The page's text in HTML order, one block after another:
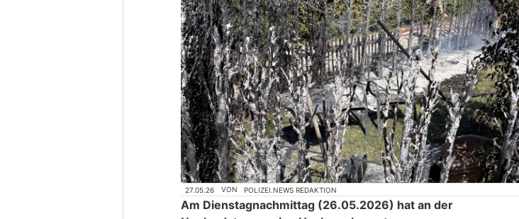
27.05.26 VON POLIZEI.NEWS REDAKTION
Am Dienstagnachmittag (26.05.2026) hat an der